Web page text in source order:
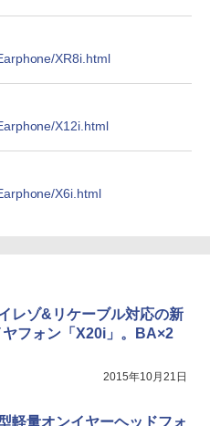
XR8i.html
X12i.html
X6i.html
レゾ&リケーブル対応の新
フォン「X20i」。BA×2
2015年10月21日
軽量オンイヤーヘッドフォ